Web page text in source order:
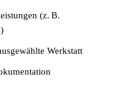
(z. B.
Werkstatt